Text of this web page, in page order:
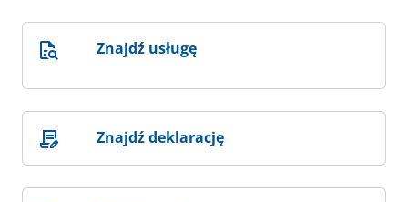
Znajdź usługę
Znajdź deklarację